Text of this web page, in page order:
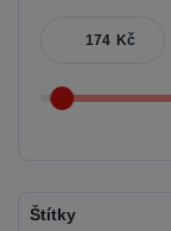
Kč
Štítky